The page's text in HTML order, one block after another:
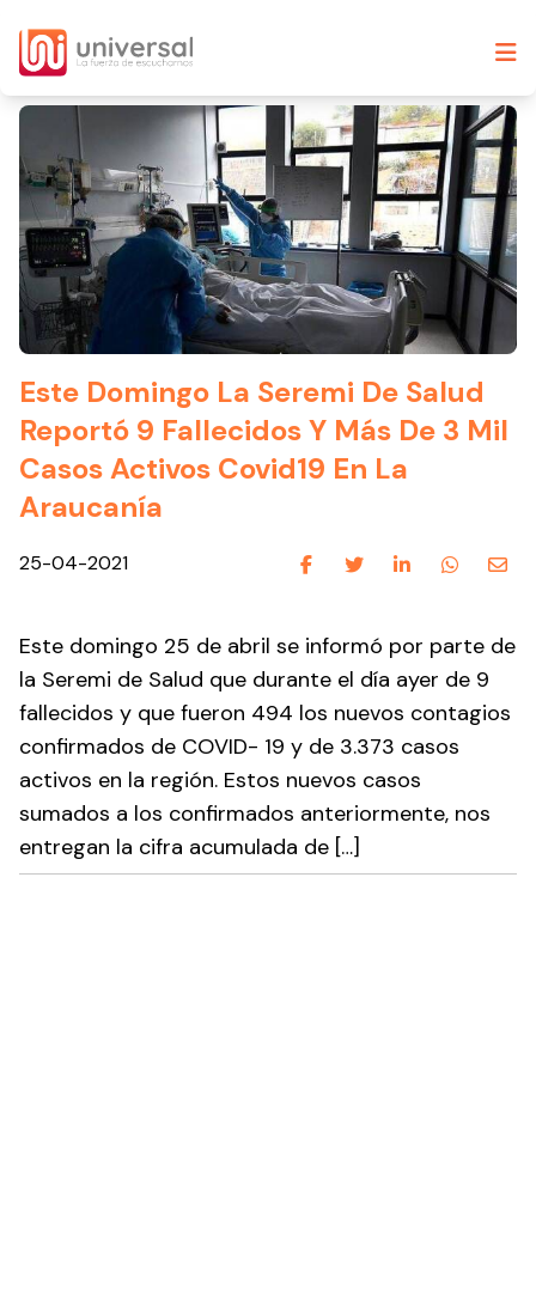
Este Domingo La Seremi De Salud
Reportó 9 Fallecidos Y Más De 3 Mil
Casos Activos Covid19 En La
Araucanía
25-04-2021
Este domingo 25 de abril se informó por parte de
la Seremi de Salud que durante el día ayer de 9
fallecidos y que fueron 494 los nuevos contagios
confirmados de COVID- 19 y de 3.373 casos
activos en la región. Estos nuevos casos
sumados a los confirmados anteriormente, nos
entregan la cifra acumulada de […]